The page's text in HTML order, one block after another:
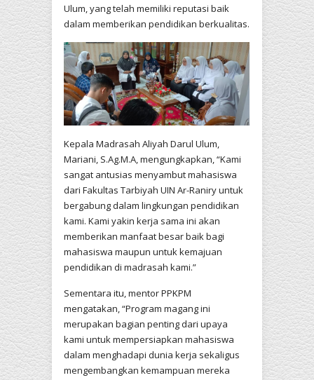
Ulum, yang telah memiliki reputasi baik
dalam memberikan pendidikan berkualitas.
Kepala Madrasah Aliyah Darul Ulum,
Mariani, S.Ag.M.A, mengungkapkan, “Kami
sangat antusias menyambut mahasiswa
dari Fakultas Tarbiyah UIN Ar-Raniry untuk
bergabung dalam lingkungan pendidikan
kami. Kami yakin kerja sama ini akan
memberikan manfaat besar baik bagi
mahasiswa maupun untuk kemajuan
pendidikan di madrasah kami.”
Sementara itu, mentor PPKPM
mengatakan, “Program magang ini
merupakan bagian penting dari upaya
kami untuk mempersiapkan mahasiswa
dalam menghadapi dunia kerja sekaligus
mengembangkan kemampuan mereka